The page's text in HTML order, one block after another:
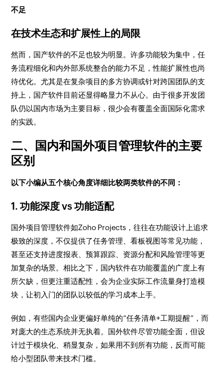
不足
在技术生态和扩展性上的局限
然而，国产软件的不足也较为明显。许多功能较为集中，任
务流程细化和内外部系统整合的能力不足，性能扩展性也尚
待优化。尤其是在复杂项目的多方协调或针对跨国团队的支
持上，国产软件目前还显得略显力不从心。由于很多开发团
队仍以国内市场为主要目标，很少会有覆盖全面国际化需求
的实践。
二、国内和国外项目管理软件的主要
区别
以下小编从五个核心角度详细比较两类软件的不同：
1. 功能深度 vs 功能适配
国外项目管理软件如Zoho Projects，往往在功能设计上追求
极致的深度，不仅提供了任务管理、看板视图等常见功能，
甚至还支持进度报表、预算跟踪、资源分配和风险管理等更
加复杂的场景。相比之下，国内软件在功能覆盖的广度上有
所欠缺，但更注重适配性，会为企业实际工作流量身打造模
块，让初入门的团队以较低的学习成本上手。
例如，有些国内企业更偏好单纯的“任务清单+工期提醒”，而
对庞大的生态系统并无执着。国外软件尽管功能全面，但设
计过于模块化、稍显复杂，如果用不到所有功能，反而可能
给小型团队带来技术门槛。